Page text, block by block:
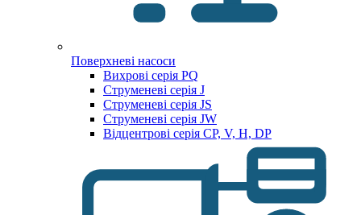
Поверхневі насоси
Вихрові серія PQ
Струменеві серія J
Струменеві серія JS
Струменеві серія JW
Відцентрові серія CP, V, H, DP